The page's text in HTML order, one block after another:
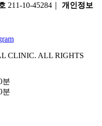
211-10-45284｜ 개인정보
CLINIC. ALL RIGHTS
분
분